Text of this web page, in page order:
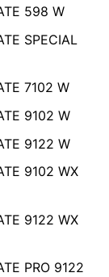
598 W
SPECIAL
7102 W
9102 W
9122 W
9102 WX
9122 WX
PRO 9122